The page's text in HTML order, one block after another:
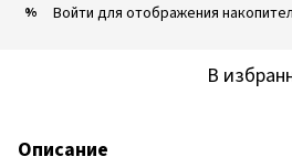
% Войти для отображения
В
Описание